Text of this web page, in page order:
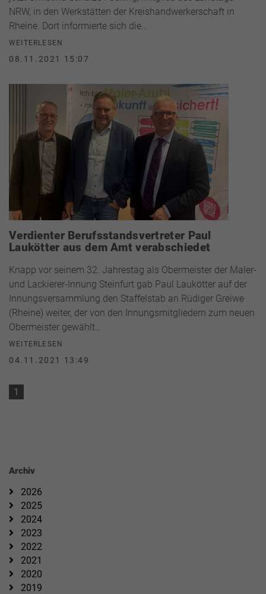
NRW, in den Werkstätten der Kreishandwerkerschaft in
Rheine. Dort informierte sich die…
WEITERLESEN
08.11.2021 15:07
Verdienter Berufsstandsvertreter Paul
Laukötter aus dem Amt verabschiedet
Knapp vor seinem 32. Jahrestag als Obermeister der Maler-
und Lackierer-Innung Steinfurt gab Paul Laukötter auf der
Innungsversammlung den Staffelstab an Rüdiger Greiwe
(Rheine) weiter, der von den Innungsmitgliedern zum neuen
Obermeister gewählt…
WEITERLESEN
04.11.2021 13:49
1
Archiv
2026
2025
2024
2023
2022
2021
2020
2019